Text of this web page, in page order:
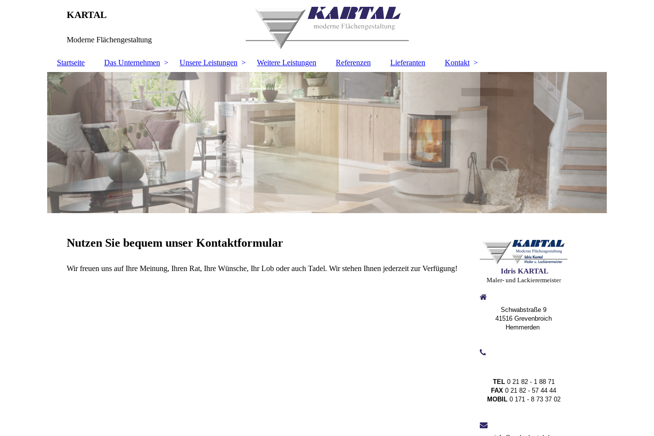
KARTAL
Moderne Flächengestaltung
Startseite Das Unternehmen Unsere Leistungen Weitere Leistungen Referenzen Lieferanten Kontakt
Nutzen Sie bequem unser Kontaktformular
Wir freuen uns auf Ihre Meinung, Ihren Rat, Ihre Wünsche, Ihr Lob oder auch Tadel. Wir stehen Ihnen jederzeit zur Verfügung! Idris KARTAL
Maler- und Lackierermeister
Schwabstraße 9
41516 Grevenbroich
Hemmerden
TEL0 21 82 - 1 88 71
FAX 0 21 82 - 57 44 44
MOBIL0 171 - 8 73 37 02